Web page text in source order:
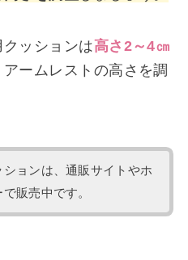
ッションは高さ2～4㎝
ームレストの高さを調
ションは、通販サイトやホ
販売中です。